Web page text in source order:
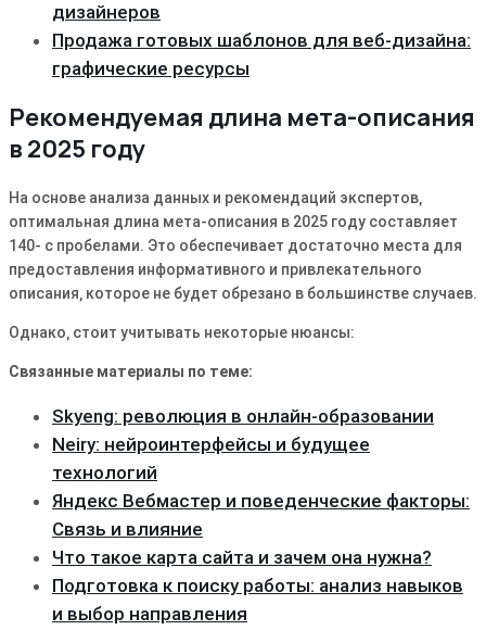
дизайнеров
Продажа готовых шаблонов для веб-дизайна:
графические ресурсы
Рекомендуемая длина мета-описания
в 2025 году
На основе анализа данных и рекомендаций экспертов‚
оптимальная длина мета-описания в 2025 году составляет
140- с пробелами. Это обеспечивает достаточно места для
предоставления информативного и привлекательного
описания‚ которое не будет обрезано в большинстве случаев.
Однако‚ стоит учитывать некоторые нюансы:
Связанные материалы по теме:
Skyeng: революция в онлайн-образовании
Neiry: нейроинтерфейсы и будущее
технологий
Яндекс Вебмастер и поведенческие факторы:
Связь и влияние
Что такое карта сайта и зачем она нужна?
Подготовка к поиску работы: анализ навыков
и выбор направления